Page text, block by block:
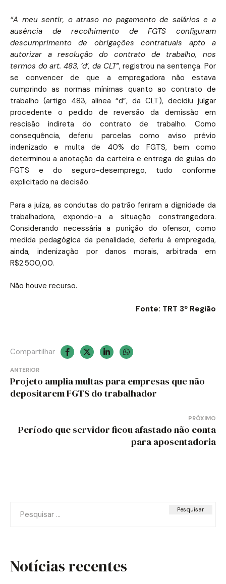
“A meu sentir, o atraso no pagamento de salários e a
ausência de recolhimento de FGTS configuram
descumprimento de obrigações contratuais apto a
autorizar a resolução do contrato de trabalho, nos
termos do art. 483, ‘d’, da CLT”, registrou na sentença. Por
se convencer de que a empregadora não estava
cumprindo as normas mínimas quanto ao contrato de
trabalho (artigo 483, alínea “d”, da CLT), decidiu julgar
procedente o pedido de reversão da demissão em
rescisão indireta do contrato de trabalho. Como
consequência, deferiu parcelas como aviso prévio
indenizado e multa de 40% do FGTS, bem como
determinou a anotação da carteira e entrega de guias do
FGTS e do seguro-desemprego, tudo conforme
explicitado na decisão.
Para a juíza, as condutas do patrão feriram a dignidade da
trabalhadora, expondo-a a situação constrangedora.
Considerando necessária a punição do ofensor, como
medida pedagógica da penalidade, deferiu à empregada,
ainda, indenização por danos morais, arbitrada em
R$2.500,00.
Não houve recurso.
Fonte: TRT 3º Região
Compartilhar
Navegação
de
ANTERIOR
Projeto amplia multas para empresas que não
depositarem FGTS do trabalhador
PRÓXIMO
Período que servidor ficou afastado não conta
para aposentadoria
por:
Notícias recentes